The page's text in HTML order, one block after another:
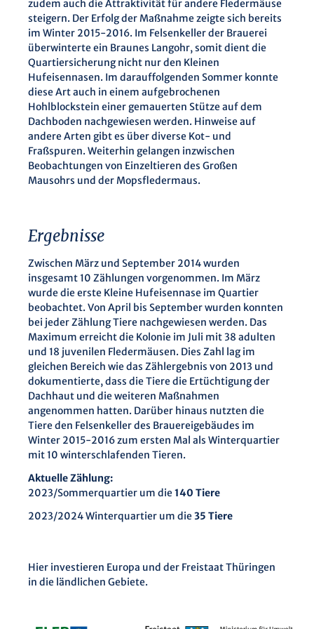
zudem auch die Attraktivität für andere Fledermäuse
steigern. Der Erfolg der Maßnahme zeigte sich bereits
im Winter 2015-2016. Im Felsenkeller der Brauerei
überwinterte ein Braunes Langohr, somit dient die
Quartiersicherung nicht nur den Kleinen
Hufeisennasen. Im darauffolgenden Sommer konnte
diese Art auch in einem aufgebrochenen
Hohlblockstein einer gemauerten Stütze auf dem
Dachboden nachgewiesen werden. Hinweise auf
andere Arten gibt es über diverse Kot- und
Fraßspuren. Weiterhin gelangen inzwischen
Beobachtungen von Einzeltieren des Großen
Mausohrs und der Mopsfledermaus.
Ergebnisse
Zwischen März und September 2014 wurden
insgesamt 10 Zählungen vorgenommen. Im März
wurde die erste Kleine Hufeisennase im Quartier
beobachtet. Von April bis September wurden konnten
bei jeder Zählung Tiere nachgewiesen werden. Das
Maximum erreicht die Kolonie im Juli mit 38 adulten
und 18 juvenilen Fledermäusen. Dies Zahl lag im
gleichen Bereich wie das Zählergebnis von 2013 und
dokumentierte, dass die Tiere die Ertüchtigung der
Dachhaut und die weiteren Maßnahmen
angenommen hatten. Darüber hinaus nutzten die
Tiere den Felsenkeller des Brauereigebäudes im
Winter 2015-2016 zum ersten Mal als Winterquartier
mit 10 winterschlafenden Tieren.
Aktuelle Zählung:
2023/Sommerquartier um die140 Tiere
2023/2024 Winterquartier um die35 Tiere
Hier investieren Europa und der Freistaat Thüringen
in die ländlichen Gebiete.